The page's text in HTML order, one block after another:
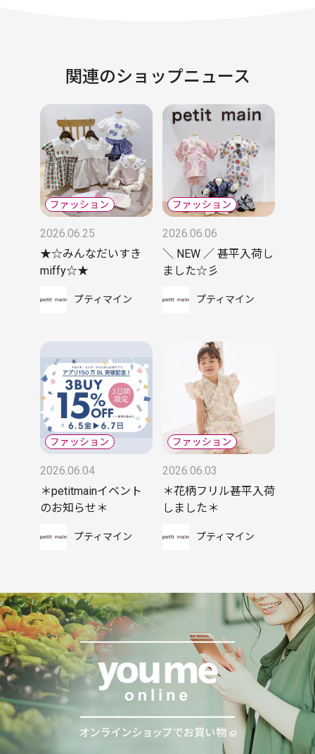
関連のショップニュース
2026.06.25
★☆みんなだいすき
miffy☆★
プティマイン
2026.06.06
＼ NEW ／ 甚平入荷し
ました☆彡
プティマイン
2026.06.04
＊petitmainイベント
のお知らせ＊
プティマイン
2026.06.03
＊花柄フリル甚平入荷
しました＊
プティマイン